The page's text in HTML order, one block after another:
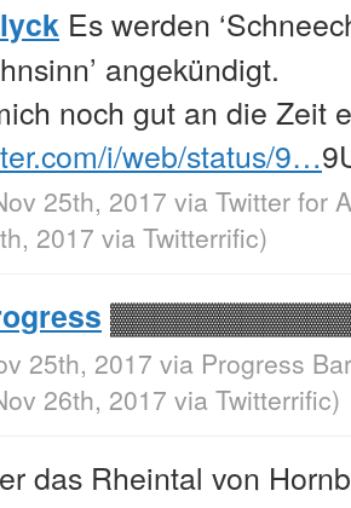
Es werden
angekündigt.
noch gut an die Zeit
i/web/status/9…
25th, 2017 via Twitter for
2017 via Twitterrific)
25th, 2017 via Progress
26th, 2017 via Twitterrific)
das Rheintal von